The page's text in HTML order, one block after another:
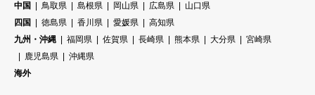
中国
鳥取県 島根県 岡山県 広島県
山口県
四国
徳島県 香川県 愛媛県
高知県
九州・沖縄
福岡県 佐賀県 長崎県 熊本県 大分県
宮崎県
鹿児島県
沖縄県
海外